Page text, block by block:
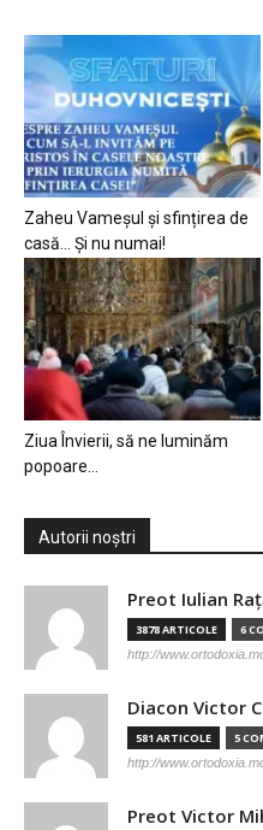
Zaheu Vameșul și sfințirea de
casă… Și nu numai!
Ziua Învierii, să ne luminăm
popoare…
Autorii noștri
Preot Iulian
3878 ARTICOLE 6
http://
Diacon Victor
581 ARTICOLE 5
http://
Preot Victor